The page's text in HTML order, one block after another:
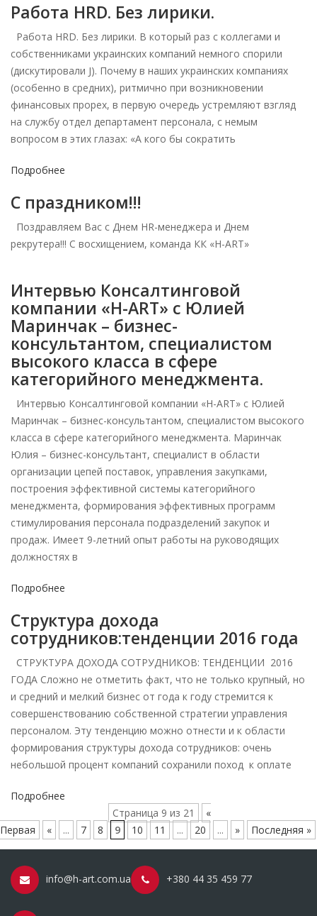
Работа HRD. Без лирики.
Работа HRD. Без лирики. В который раз с коллегами и
собственниками украинских компаний немного спорили
(дискутировали J). Почему в наших украинских компаниях
(особенно в средних), ритмично при возникновении
финансовых прорех, в первую очередь устремляют взгляд
на службу отдел департамент персонала, с немым
вопросом в этих глазах: «А кого бы сократить
Подробнее
С праздником!!!
Поздравляем Вас с Днем HR-менеджера и Днем
рекрутера!!! С восхищением, команда КК «H-ART»
Интервью Консалтинговой
компании «H-ART» c Юлией
Маринчак – бизнес-
консультантом, специалистом
высокого класса в сфере
категорийного менеджмента.
Интервью Консалтинговой компании «H-ART» c Юлией
Маринчак – бизнес-консультантом, специалистом высокого
класса в сфере категорийного менеджмента. Маринчак
Юлия – бизнес-консультант, специалист в области
организации цепей поставок, управления закупками,
построения эффективной системы категорийного
менеджмента, формирования эффективных программ
стимулирования персонала подразделений закупок и
продаж. Имеет 9-летний опыт работы на руководящих
должностях в
Подробнее
Структура дохода
сотрудников:тенденции 2016 года
СТРУКТУРА ДОХОДА СОТРУДНИКОВ: ТЕНДЕНЦИИ 2016
ГОДА Сложно не отметить факт, что не только крупный, но
и средний и мелкий бизнес от года к году стремится к
совершенствованию собственной стратегии управления
персоналом. Эту тенденцию можно отнести и к области
формирования структуры дохода сотрудников: очень
небольшой процент компаний сохранили поход к оплате
Подробнее
Страница 9 из 21
«
Первая
« ... 7 8 9 10 11 ... 20 ... » Последняя »
info@h-art.com.ua +380 44 35 459 77